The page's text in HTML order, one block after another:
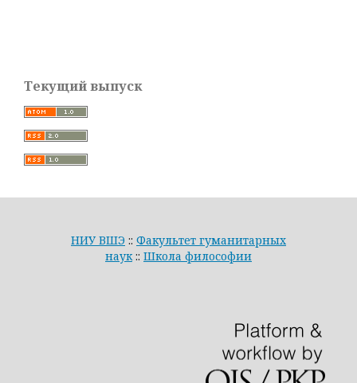
Текущий выпуск
НИУ ВШЭ :: Факультет гуманитарных
наук:: Школа философии